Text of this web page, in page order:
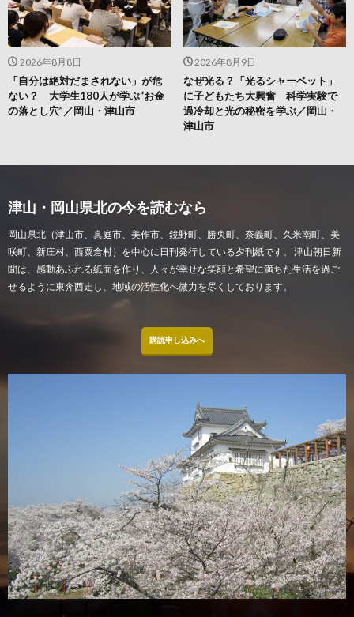
2026年8月9日
なぜ光る？「光るシャーベット」
に子どもたち大興奮 科学実験で
過冷却と光の秘密を学ぶ／岡山・
津山市
2026年8月8日
「自分は絶対だまされない」が危
ない？ 大学生180人が学ぶ“お金
の落とし穴”／岡山・津山市
津山・岡山県北の今を読むなら
岡山県北（津山市、真庭市、美作市、鏡野町、勝央町、奈義町、久米南町、美
咲町、新庄村、西粟倉村）を中心に日刊発行している夕刊紙です。 津山朝日新
聞は、感動あふれる紙面を作り、人々が幸せな笑顔と希望に満ちた生活を過ご
せるように東奔西走し、地域の活性化へ微力を尽くしております。
購読申し込みへ